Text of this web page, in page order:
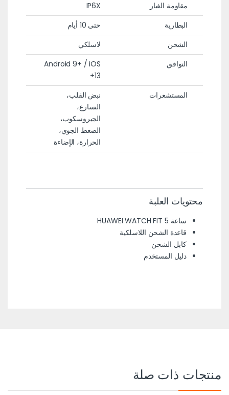
مقاومة الغبار
IP6X
البطارية
حتى 10 أيام
الشحن
لاسلكي
التوافق
Android 9+ / iOS
13+
المستشعرات
نبض القلب،
التسارع،
الجيروسكوب،
الضغط الجوي،
الحرارة، الإضاءة
محتويات العلبة
ساعة HUAWEI WATCH FIT 5
قاعدة الشحن اللاسلكية
كابل الشحن
دليل المستخدم
منتجات ذات صلة